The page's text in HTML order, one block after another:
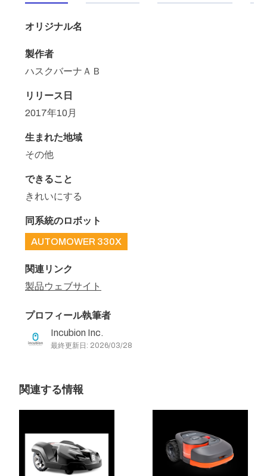
オリジナル名
製作者
ハスクバーナＡＢ
リリース日
2017年10月
生まれた地域
その他
できること
きれいにする
同系統のロボット
AUTOMOWER 330X
関連リンク
製品ウェブサイト
プロフィール執筆者
Incubion Inc.
最終更新日: 2026/03/28
関連する情報